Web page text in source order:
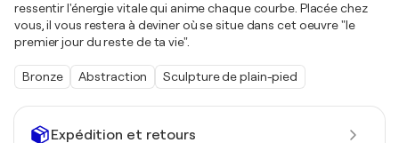
Expédition et retours
ressentir l'énergie vitale qui anime chaque courbe. Placée chez
vous, il vous restera à deviner où se situe dans cet oeuvre "le
premier jour du reste de ta vie".
Bronze Abstraction Sculpture de plain-pied